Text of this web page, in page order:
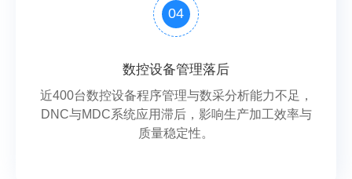
04
数控设备管理落后
近400台数控设备程序管理与数采分析能力不足，
DNC与MDC系统应用滞后，影响生产加工效率与
质量稳定性。